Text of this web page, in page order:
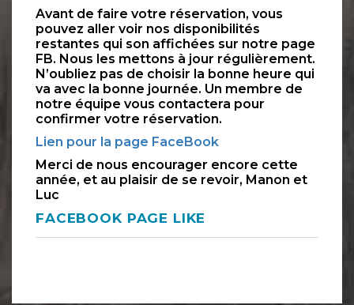
Avant de faire votre réservation, vous
pouvez aller voir nos disponibilités
restantes qui son affichées sur notre page
FB. Nous les mettons à jour régulièrement.
N’oubliez pas de choisir la bonne heure qui
va avec la bonne journée. Un membre de
notre équipe vous contactera pour
confirmer votre réservation.
Lien pour la page FaceBook
Merci de nous encourager encore cette
année, et au plaisir de se revoir, Manon et
Luc
FACEBOOK PAGE LIKE